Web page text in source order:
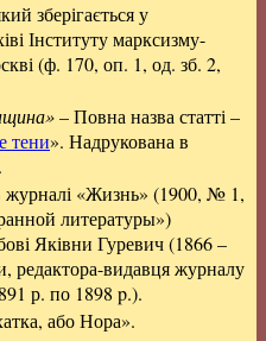
зберігається у
Інституту марксизму-
(ф. 170, оп. 1, од. зб. 2,
– Повна назва статті –
тени». Надрукована в
«Жизнь» (1900, № 1,
литературы»)
Яківни Гуревич (1866 –
редактора-видавця журналу
р. по 1898 p.).
або Нора».